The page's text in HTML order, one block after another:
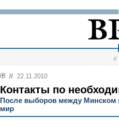
//
// 22.11.2010
Контакты по
После выборов между Минском
мир